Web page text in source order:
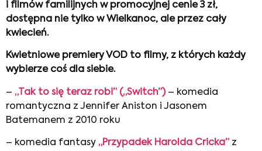
i filmów familijnych w promocyjnej cenie 3 zł,
dostępna nie tylko w Wielkanoc, ale przez cały
kwiecień.
Kwietniowe premiery VOD to filmy, z których każdy
wybierze coś dla siebie.
– „Tak to się teraz robi” („Switch”)– komedia
romantyczna z Jennifer Aniston i Jasonem
Batemanem z 2010 roku
– komedia fantasy „Przypadek Harolda Cricka” z